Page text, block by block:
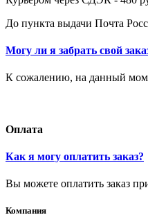
До пункта выдачи Почта
Могу ли я забрать свой
К сожалению, на данный
Оплата
Как я могу оплатить заказ?
Вы можете оплатить заказ
Компания